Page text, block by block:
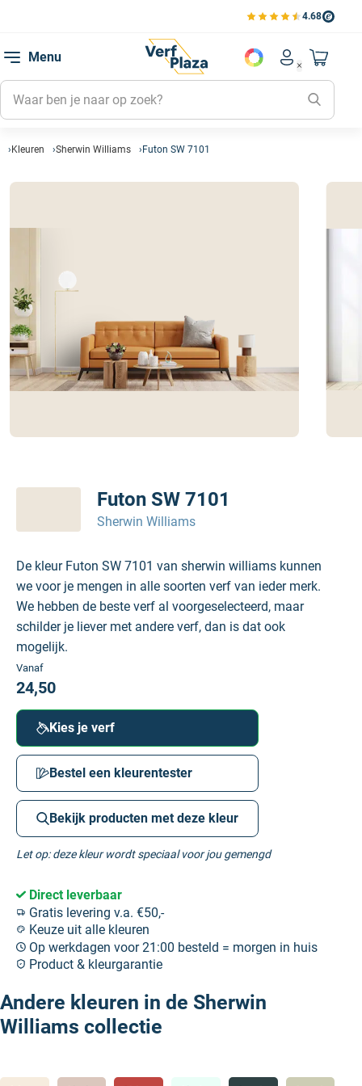
4.68
Bekijk de verfplaza
Menu
Account
Mijn
Mijn
Mijn
Naar
Kleuren Sherwin Williams Futon SW 7101
Futon SW 7101
Sherwin Williams
De kleur Futon SW 7101 van sherwin williams kunnen
we voor je mengen in alle soorten verf van ieder merk.
We hebben de beste verf al voorgeselecteerd, maar
schilder je liever met andere verf, dan is dat ook
mogelijk.
Vanaf
24,50
Kies je verf
Bestel een kleurentester
Bekijk producten met deze kleur
Let op: deze kleur wordt speciaal voor jou gemengd
Direct leverbaar
Gratis levering v.a. €50,-
Keuze uit alle kleuren
Op werkdagen voor 21:00 besteld = morgen in huis
Product & kleurgarantie
Andere kleuren in de Sherwin
Williams collectie